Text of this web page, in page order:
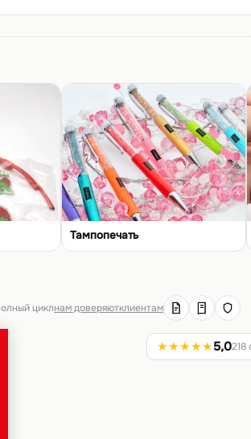
Тампопечать
циклнам доверяютклиентам
★★★★★5,0218